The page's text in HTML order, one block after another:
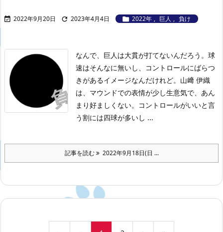
 2022年9月20日  2023年4月4日  2022年 , 巨人 , 負け
なんで、巨人は大貫が打てないんだろう。球
速はそんなに無いし、コントロールにばらつ
きがあるイメージなんだけれど。 山﨑 伊織
は、マウンドでの表情が少し生意気で、あん
まり好ましくない。コントロールがいいと言
う割には四球が多いし ...
記事を読む 2022年9月18日(日 ...